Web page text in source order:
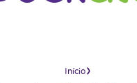
Início›